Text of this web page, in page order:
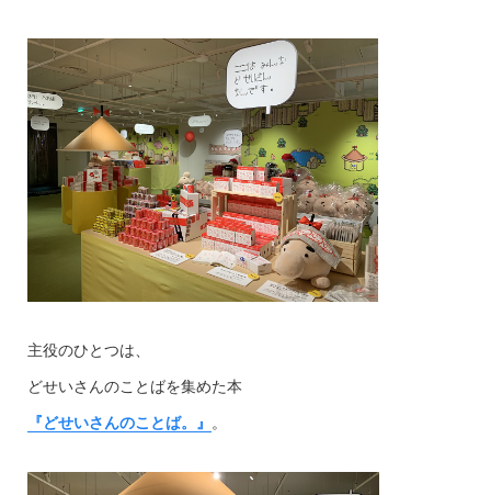
主役のひとつは、
どせいさんのことばを集めた本
『どせいさんのことば。』 。